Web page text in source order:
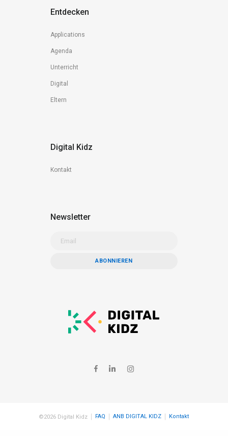
Entdecken
Applications
Agenda
Unterricht
Digital
Eltern
Digital Kidz
Kontakt
Newsletter
©2026 Digital Kidz FAQ ANB DIGITAL KIDZ Kontakt